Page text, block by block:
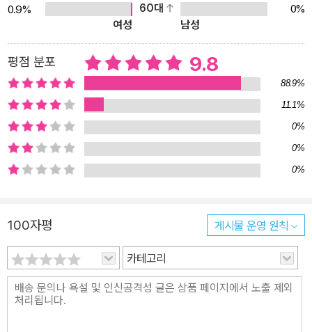
제시했고, ‘생각해 볼까요?’를 통해 작품의 요점을 문답 형식으로 정
리했다. 또한, 작품의 끝부분마다 작품과 관련된 키워드를 소개해 생
0.9%
60대
0%
여성
남성
평점 분포 9.8
88.9%
11.1%
0%
0%
0%
100자평 게시물 운영 원칙
카테고리